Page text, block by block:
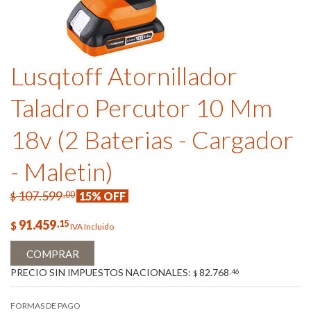
Lusqtoff Atornillador
Taladro Percutor 10 Mm
18v (2 Baterias - Cargador
- Maletin)
$107.599,00 15% OFF
$ 91.459,15IVA Incluido
COMPRAR
PRECIO SIN IMPUESTOS NACIONALES: $ 82.768 ,46
FORMAS DE PAGO